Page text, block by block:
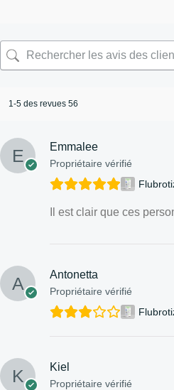
1-5 des revues 56
Emmalee
Propriétaire vérifié
Il est clair que ces
Antonetta
Propriétaire vérifié
Kiel
Propriétaire vérifié